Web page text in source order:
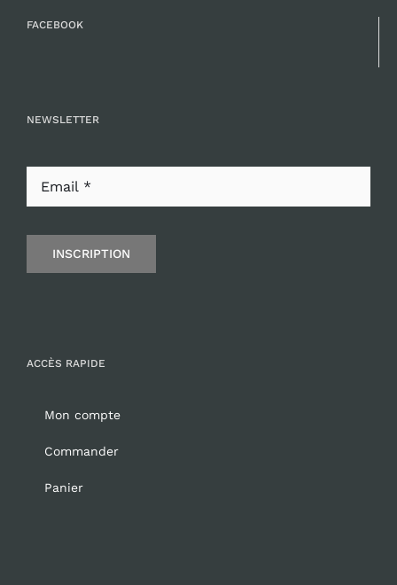
FACEBOOK
NEWSLETTER
INSCRIPTION
ACCÈS RAPIDE
Mon compte
Commander
Panier